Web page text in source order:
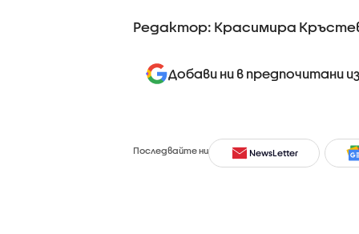
Редактор: Красимира
Добави ни в предпочитани
Последвайте ни NewsLetter